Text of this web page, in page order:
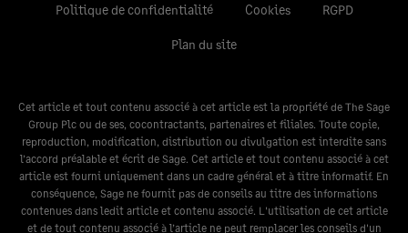
Politique de confidentialité Cookies RGPD
Plan du site
Cet article et tout contenu associé à cet article est la propriété de The Sage
Group Plc ou de ses, cocontractants, partenaires et filiales. Toute copie,
reproduction, modification, distribution ou divulgation est interdite sans
l’accord préalable et écrit de Sage. Cet article et tout contenu associé à cet
article est fourni uniquement dans un cadre général et à titre informatif. En
conséquence, Sage ne fournit pas de conseils au titre des informations
contenues dans ledit article et contenu associé. L'utilisation de cet article
et de tout contenu associé à l’article ne peut remplacer les conseils d'un